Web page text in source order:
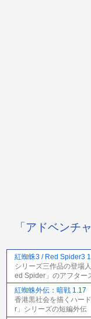
「アドベンチ
紅蜘蛛3 / Red Spider3
シリーズ三作品の登場
ed Spider」のアフター
紅蜘蛛外伝：暗戦 1.17
香港黒社会を描くハー
r」シリーズの短編外伝